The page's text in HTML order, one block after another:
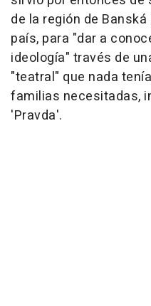
de la región de
país, para "dar a
ideología" través de
"teatral" que nada
familias necesitadas,
'Pravda'.